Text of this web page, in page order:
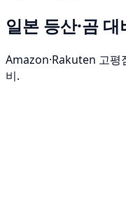
일본 등산·곰 대
Amazon·Rakuten 고평
비.